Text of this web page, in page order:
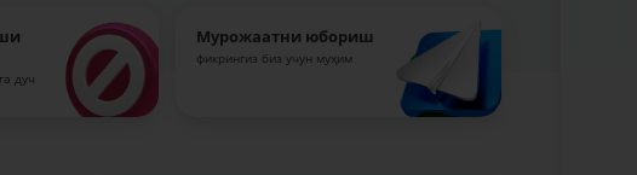
дуч
Мурожаатни юбориш
фикрингиз биз учун муҳим